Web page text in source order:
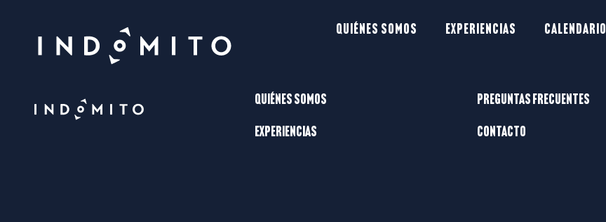
Quiénes somos Experiencias Calendario
Quiénes somos
Experiencias
Preguntas frecuentes
Contacto